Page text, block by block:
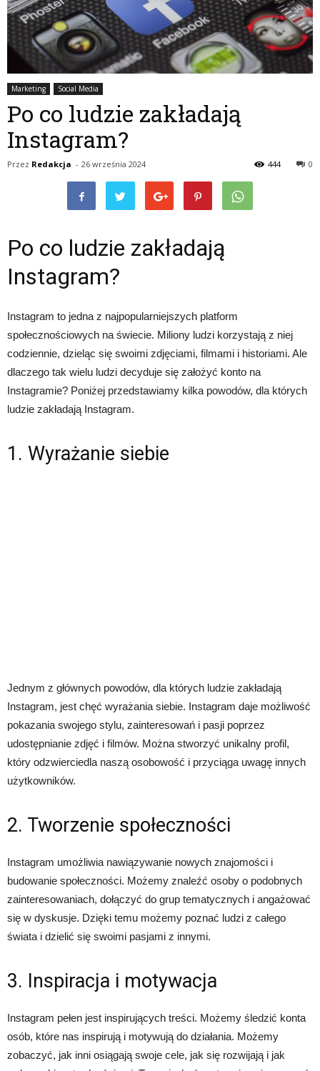
Marketing Social Media
Po co ludzie zakładają
Instagram?
Przez Redakcja - 26 września 2024 0
444
Po co ludzie zakładają
Instagram?
Instagram to jedna z najpopularniejszych platform
społecznościowych na świecie. Miliony ludzi korzystają z niej
codziennie, dzieląc się swoimi zdjęciami, filmami i historiami. Ale
dlaczego tak wielu ludzi decyduje się założyć konto na
Instagramie? Poniżej przedstawiamy kilka powodów, dla których
ludzie zakładają Instagram.
1. Wyrażanie siebie
Jednym z głównych powodów, dla których ludzie zakładają
Instagram, jest chęć wyrażania siebie. Instagram daje możliwość
pokazania swojego stylu, zainteresowań i pasji poprzez
udostępnianie zdjęć i filmów. Można stworzyć unikalny profil,
który odzwierciedla naszą osobowość i przyciąga uwagę innych
użytkowników.
2. Tworzenie społeczności
Instagram umożliwia nawiązywanie nowych znajomości i
budowanie społeczności. Możemy znaleźć osoby o podobnych
zainteresowaniach, dołączyć do grup tematycznych i angażować
się w dyskusje. Dzięki temu możemy poznać ludzi z całego
świata i dzielić się swoimi pasjami z innymi.
3. Inspiracja i motywacja
Instagram pełen jest inspirujących treści. Możemy śledzić konta
osób, które nas inspirują i motywują do działania. Możemy
zobaczyć, jak inni osiągają swoje cele, jak się rozwijają i jak